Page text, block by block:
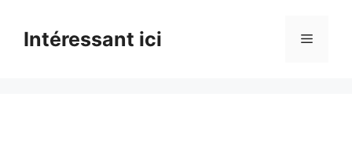
contentIntéressant ici Menu